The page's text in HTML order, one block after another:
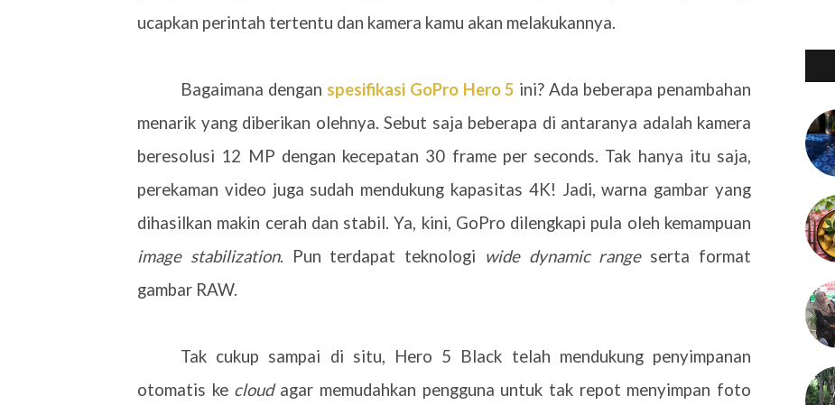
ucapkan perintah tertentu dan kamera kamu akan melakukannya.
Bagaimana dengan spesifikasi GoPro Hero 5 ini? Ada beberapa penambahan
menarik yang diberikan olehnya. Sebut saja beberapa di antaranya adalah kamera
beresolusi 12 MP dengan kecepatan 30 frame per seconds. Tak hanya itu saja,
perekaman video juga sudah mendukung kapasitas 4K! Jadi, warna gambar yang
dihasilkan makin cerah dan stabil. Ya, kini, GoPro dilengkapi pula oleh kemampuan
image stabilization. Pun terdapat teknologi wide dynamic rangeserta format
gambar RAW.
Tak cukup sampai di situ, Hero 5 Black telah mendukung penyimpanan
otomatis ke cloudagar memudahkan pengguna untuk tak repot menyimpan foto